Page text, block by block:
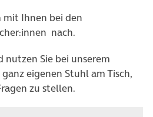
mit Ihnen bei den
nach.
nutzen Sie bei unserem
eigenen Stuhl am Tisch,
zu stellen.